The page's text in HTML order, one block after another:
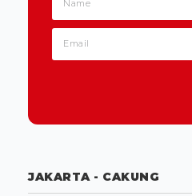
JAKARTA - CAKUNG